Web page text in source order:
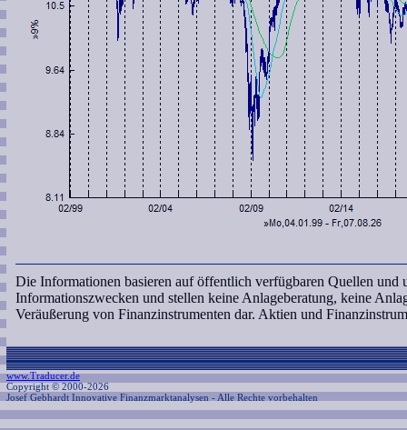
Die Informationen basieren auf öffentlich verfügbaren Quellen und
Informationszwecken und stellen keine Anlageberatung, keine
Veräußerung von Finanzinstrumenten dar. Aktien und
www.Traducer.de
Copyright © 2000-2026
Josef Gebhardt Innovative Finanzmarktanalysen - Alle Rechte vorbehalten